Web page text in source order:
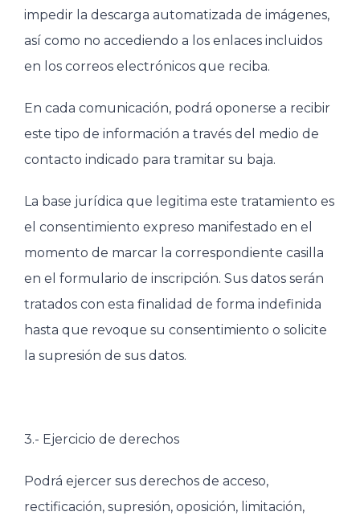
impedir la descarga automatizada de imágenes,
así como no accediendo a los enlaces incluidos
en los correos electrónicos que reciba.
En cada comunicación, podrá oponerse a recibir
este tipo de información a través del medio de
contacto indicado para tramitar su baja.
La base jurídica que legitima este tratamiento es
el consentimiento expreso manifestado en el
momento de marcar la correspondiente casilla
en el formulario de inscripción. Sus datos serán
tratados con esta finalidad de forma indefinida
hasta que revoque su consentimiento o solicite
la supresión de sus datos.
3.- Ejercicio de derechos
Podrá ejercer sus derechos de acceso,
rectificación, supresión, oposición, limitación,